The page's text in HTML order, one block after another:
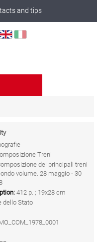
and tips
Select
Treni
dei principali treni
volume. 28 maggio - 30
412 p. ; 19x28 cm
dello Stato